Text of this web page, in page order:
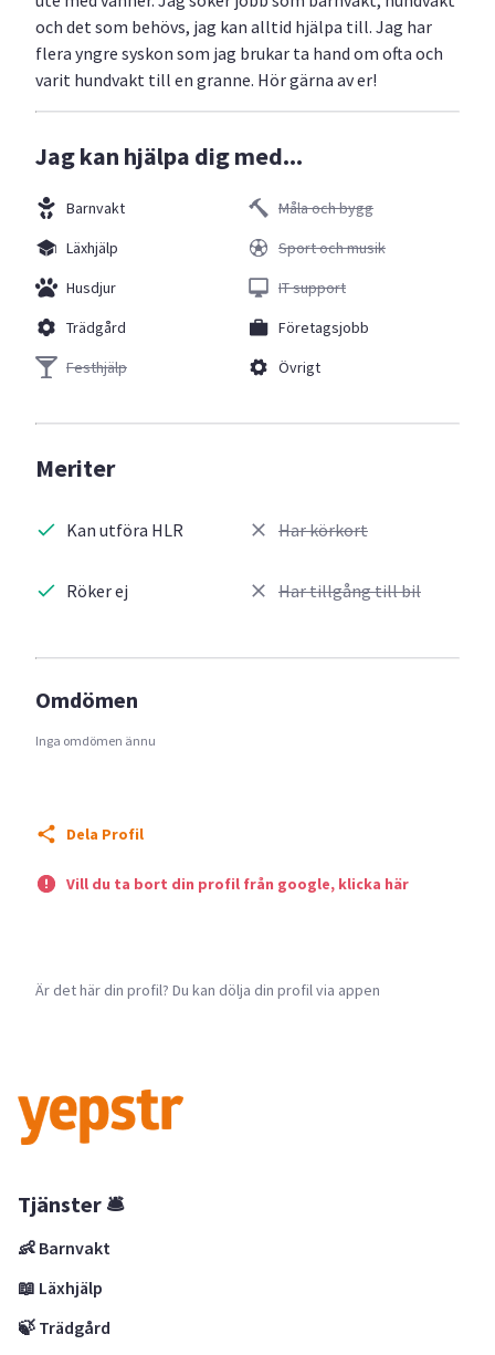
och det som behövs, jag kan alltid hjälpa till. Jag har
flera yngre syskon som jag brukar ta hand om ofta och
varit hundvakt till en granne. Hör gärna av er!
Jag kan hjälpa dig med...
Barnvakt
Läxhjälp
Husdjur
Trädgård
Festhjälp
Måla och bygg
Sport och musik
IT support
Företagsjobb
Övrigt
Meriter
Kan utföra HLR
Röker ej
Har körkort
Har tillgång till bil
Omdömen
Inga omdömen ännu
Dela Profil
Vill du ta bort din profil från google, klicka här
Är det här din profil? Du kan dölja din profil via appen
Tjänster 🛎
👶 Barnvakt
📖 Läxhjälp
🍃 Trädgård